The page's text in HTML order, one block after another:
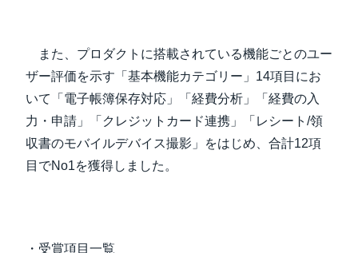
また、プロダクトに搭載されている機能ごとのユー
ザー評価を示す「基本機能カテゴリー」14項目にお
いて「電子帳簿保存対応」「経費分析」「経費の入
力・申請」「クレジットカード連携」「レシート/領
収書のモバイルデバイス撮影」をはじめ、合計12項
目でNo1を獲得しました。
・受賞項目一覧